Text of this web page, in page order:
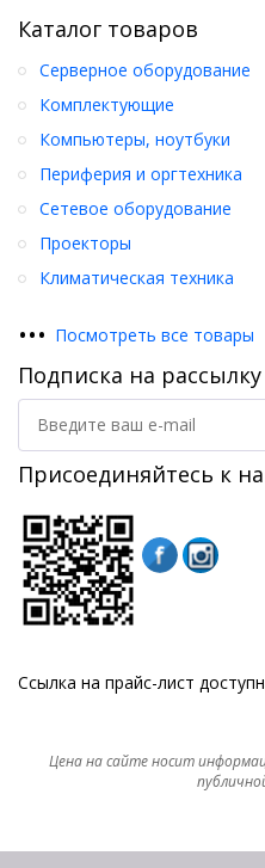
Каталог товаров
Серверное оборудование
Комплектующие
Компьютеры, ноутбуки
Периферия и оргтехника
Сетевое оборудование
Проекторы
Климатическая техника
••• Посмотреть все товары
Подписка на рассылку
Присоединяйтесь к
Ссылка на прайс-лист
Цена на сайте носит